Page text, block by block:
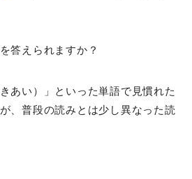
答えられますか？
あい）」といった単語で見慣れた
、普段の読みとは少し異なった読